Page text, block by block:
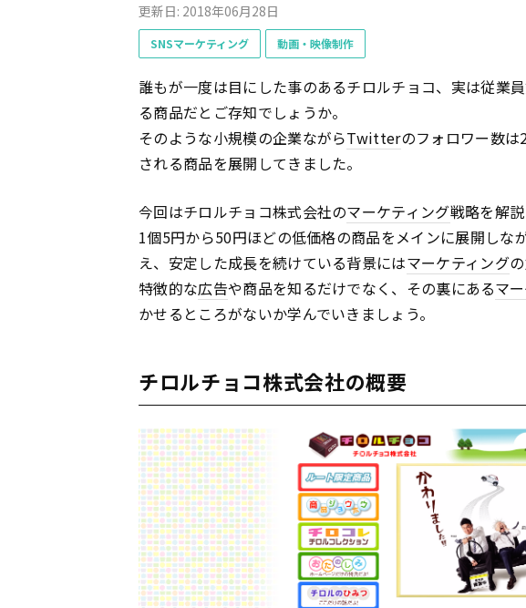
更新日: 2018年06月28日
SNSマーケティング 動画・映像制作
誰もが一度は目にした事のあるチロルチョコ、実は従業
る商品だとご存知でしょうか。
そのような小規模の企業ながらTwitterのフォロワー数は
される商品を展開してきました。
今回はチロルチョコ株式会社のマーケティング戦略を解説
1個5円から50円ほどの低価格の商品をメインに展開しな
え、安定した成長を続けている背景にはマーケティング
特徴的な広告や商品を知るだけでなく、その裏にあるマ
かせるところがないか学んでいきましょう。
チロルチョコ株式会社の概要